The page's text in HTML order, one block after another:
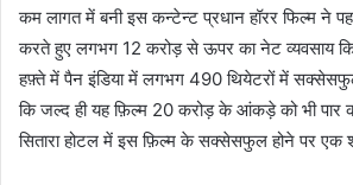
कम लागत में बनी इस कन्टेन्ट प्रधान हॉरर फिल्म ने
करते हुए लगभग 12 करोड़ से ऊपर का नेट व्यवसाय
हफ़्ते में पैन इंडिया में लगभग 490 थियेटरों में
कि जल्द ही यह फ़िल्म 20 करोड़ के आंकड़े को भी पार
सितारा होटल में इस फ़िल्म के सक्सेसफुल होने पर एक